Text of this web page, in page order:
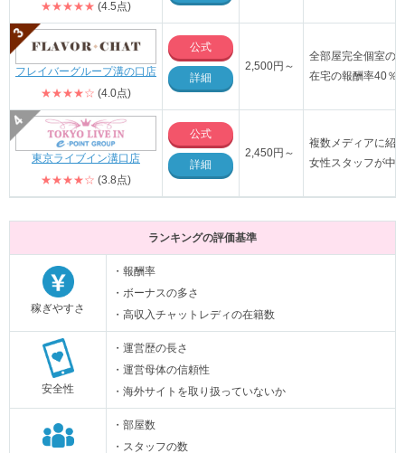
★★★★★ (4.5点)
フレイバーグループ溝の口店
★★★★☆ (4.0点)
公式
詳細
2,500円～
全部屋完全個室の
在宅の報酬率40％
東京ライブイン溝口店
★★★★☆ (3.8点)
公式
詳細
2,450円～
複数メディアに紹
女性スタッフが中
ランキングの評価基準
稼ぎやすさ
・報酬率
・ボーナスの多さ
・高収入チャットレディの在籍数
安全性
・運営歴の長さ
・運営母体の信頼性
・海外サイトを取り扱っていないか
・部屋数
・スタッフの数